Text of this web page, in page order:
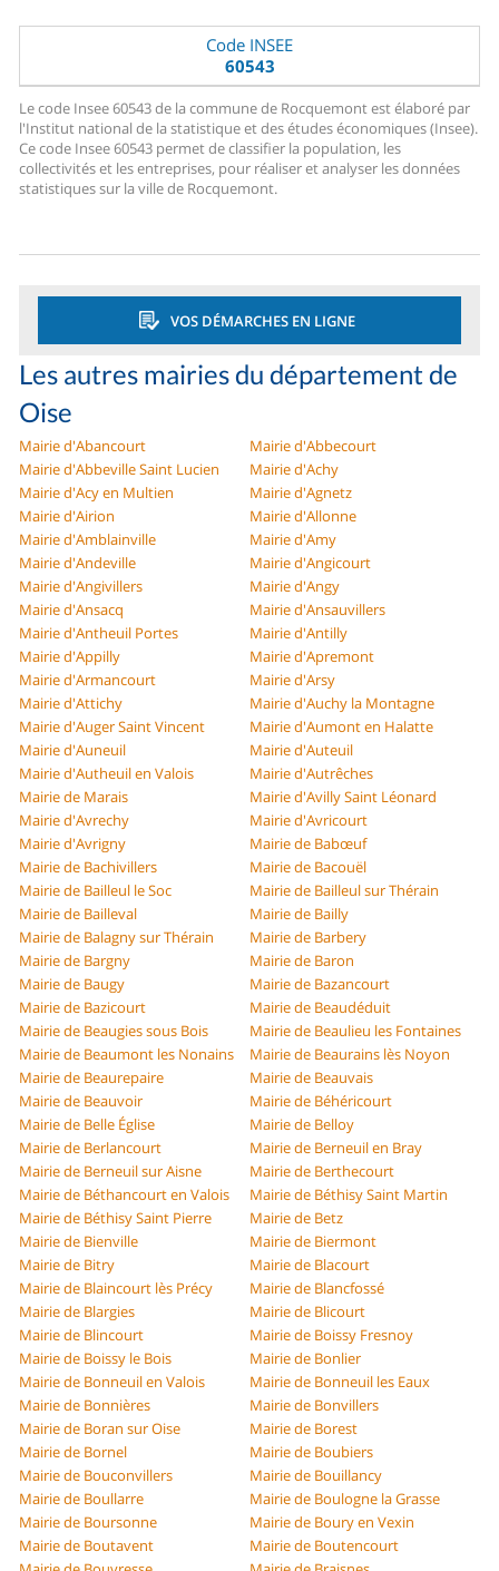
Code INSEE
60543
Le code Insee 60543 de la commune de Rocquemont est élaboré par
l'Institut national de la statistique et des études économiques (Insee).
Ce code Insee 60543 permet de classifier la population, les
collectivités et les entreprises, pour réaliser et analyser les données
statistiques sur la ville de Rocquemont.
VOS DÉMARCHES EN LIGNE
Les autres mairies du département de
Oise
Mairie d'Abancourt
Mairie d'Abbecourt
Mairie d'Abbeville Saint Lucien
Mairie d'Achy
Mairie d'Acy en Multien
Mairie d'Agnetz
Mairie d'Airion
Mairie d'Allonne
Mairie d'Amblainville
Mairie d'Amy
Mairie d'Andeville
Mairie d'Angicourt
Mairie d'Angivillers
Mairie d'Angy
Mairie d'Ansacq
Mairie d'Ansauvillers
Mairie d'Antheuil Portes
Mairie d'Antilly
Mairie d'Appilly
Mairie d'Apremont
Mairie d'Armancourt
Mairie d'Arsy
Mairie d'Attichy
Mairie d'Auchy la Montagne
Mairie d'Auger Saint Vincent
Mairie d'Aumont en Halatte
Mairie d'Auneuil
Mairie d'Auteuil
Mairie d'Autheuil en Valois
Mairie d'Autrêches
Mairie de Marais
Mairie d'Avilly Saint Léonard
Mairie d'Avrechy
Mairie d'Avricourt
Mairie d'Avrigny
Mairie de Babœuf
Mairie de Bachivillers
Mairie de Bacouël
Mairie de Bailleul le Soc
Mairie de Bailleul sur Thérain
Mairie de Bailleval
Mairie de Bailly
Mairie de Balagny sur Thérain
Mairie de Barbery
Mairie de Bargny
Mairie de Baron
Mairie de Baugy
Mairie de Bazancourt
Mairie de Bazicourt
Mairie de Beaudéduit
Mairie de Beaugies sous Bois
Mairie de Beaulieu les Fontaines
Mairie de Beaumont les Nonains
Mairie de Beaurains lès Noyon
Mairie de Beaurepaire
Mairie de Beauvais
Mairie de Beauvoir
Mairie de Béhéricourt
Mairie de Belle Église
Mairie de Belloy
Mairie de Berlancourt
Mairie de Berneuil en Bray
Mairie de Berneuil sur Aisne
Mairie de Berthecourt
Mairie de Béthancourt en Valois
Mairie de Béthisy Saint Martin
Mairie de Béthisy Saint Pierre
Mairie de Betz
Mairie de Bienville
Mairie de Biermont
Mairie de Bitry
Mairie de Blacourt
Mairie de Blaincourt lès Précy
Mairie de Blancfossé
Mairie de Blargies
Mairie de Blicourt
Mairie de Blincourt
Mairie de Boissy Fresnoy
Mairie de Boissy le Bois
Mairie de Bonlier
Mairie de Bonneuil en Valois
Mairie de Bonneuil les Eaux
Mairie de Bonnières
Mairie de Bonvillers
Mairie de Boran sur Oise
Mairie de Borest
Mairie de Bornel
Mairie de Boubiers
Mairie de Bouconvillers
Mairie de Bouillancy
Mairie de Boullarre
Mairie de Boulogne la Grasse
Mairie de Boursonne
Mairie de Boury en Vexin
Mairie de Boutavent
Mairie de Boutencourt